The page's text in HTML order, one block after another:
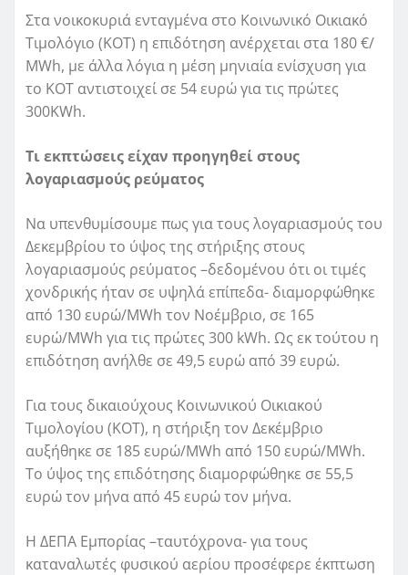
Στα νοικοκυριά ενταγμένα στο Κοινωνικό Οικιακό
Τιμολόγιο (ΚΟΤ) η επιδότηση ανέρχεται στα 180 €/
MWh, με άλλα λόγια η μέση μηνιαία ενίσχυση για
το ΚΟΤ αντιστοιχεί σε 54 ευρώ για τις πρώτες
300KWh.
Τι εκπτώσεις είχαν προηγηθεί στους
λογαριασμούς ρεύματος
Να υπενθυμίσουμε πως για τους λογαριασμούς του
Δεκεμβρίου το ύψος της στήριξης στους
λογαριασμούς ρεύματος –δεδομένου ότι οι τιμές
χονδρικής ήταν σε υψηλά επίπεδα- διαμορφώθηκε
από 130 ευρώ/MWh τον Νοέμβριο, σε 165
ευρώ/MWh για τις πρώτες 300 kWh. Ως εκ τούτου η
επιδότηση ανήλθε σε 49,5 ευρώ από 39 ευρώ.
Για τους δικαιούχους Κοινωνικού Οικιακού
Τιμολογίου (ΚΟΤ), η στήριξη τον Δεκέμβριο
αυξήθηκε σε 185 ευρώ/MWh από 150 ευρώ/MWh.
Το ύψος της επιδότησης διαμορφώθηκε σε 55,5
ευρώ τον μήνα από 45 ευρώ τον μήνα.
Η ΔΕΠΑ Εμπορίας –ταυτόχρονα- για τους
καταναλωτές φυσικού αερίου προσέφερε έκπτωση